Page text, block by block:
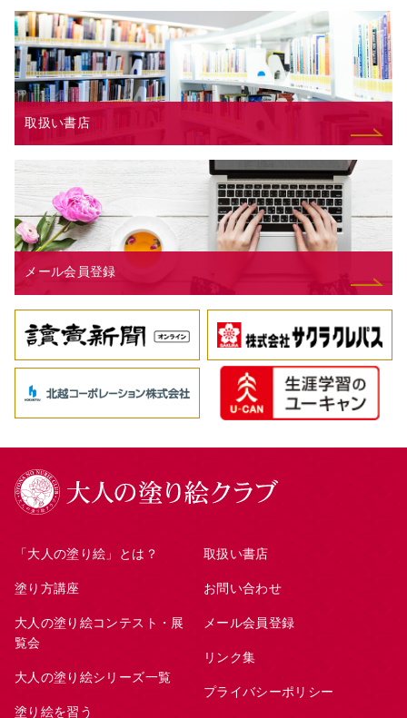
取扱い書店
メール会員登録
「大人の塗り絵」とは？
塗り方講座
大人の塗り絵コンテスト・展
覧会
大人の塗り絵シリーズ一覧
塗り絵を習う
取扱い書店
お問い合わせ
メール会員登録
リンク集
プライバシーポリシー